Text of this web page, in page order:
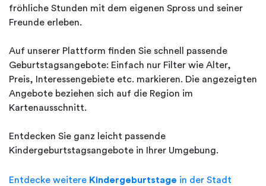
fröhliche Stunden mit dem eigenen Spross und seiner
Freunde erleben.
Auf unserer Plattform finden Sie schnell passende
Geburtstagsangebote: Einfach nur Filter wie Alter,
Preis, Interessengebiete etc. markieren. Die angezeigten
Angebote beziehen sich auf die Region im
Kartenausschnitt.
Entdecken Sie ganz leicht passende
Kindergeburtstagsangebote in Ihrer Umgebung.
Entdecke weitere Kindergeburtstage in der Stadt